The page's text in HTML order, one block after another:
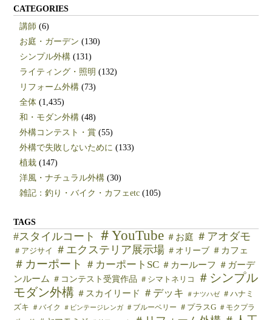
CATEGORIES
講師 (6)
お庭・ガーデン (130)
シンプル外構 (131)
ライティング・照明 (132)
リフォーム外構 (73)
全体 (1,435)
和・モダン外構 (48)
外構コンテスト・賞 (55)
外構で失敗しないために (133)
植栽 (147)
洋風・ナチュラル外構 (30)
雑記：釣り・バイク・カフェetc (105)
TAGS
#スタイルコート ＃YouTube ＃お庭 ＃アオダモ
＃アジサイ ＃エクステリア展示場 ＃オリーブ ＃カフェ
＃カーポート ＃カーポートSC ＃カールーフ ＃ガーデ
ンルーム ＃コンテスト受賞作品 ＃シマトネリコ
＃シンプル
モダン外構 ＃スカイリード ＃デッキ ＃ナツハゼ
＃ハナミ
ズキ ＃バイク ＃ビンテージレンガ ＃ブルーベリー ＃プラスG ＃モクプラ